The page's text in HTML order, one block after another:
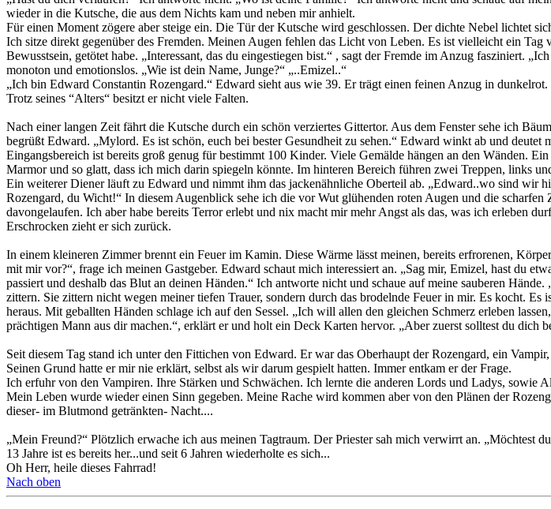
wieder in die Kutsche, die aus dem Nichts kam und neben mir anhielt.
Für einen Moment zögere aber steige ein. Die Tür der Kutsche wird geschlossen. Der dichte Nebel lichtet
Ich sitze direkt gegenüber des Fremden. Meinen Augen fehlen das Licht von Leben. Es ist vielleicht ein
Bewusstsein, getötet habe. „Interessant, das du eingestiegen bist.“ , sagt der Fremde im Anzug fasziniert.
monoton und emotionslos. „Wie ist dein Name, Junge?“ „..Emizel..“
„Ich bin Edward Constantin Rozengard.“ Edward sieht aus wie 39. Er trägt einen feinen Anzug in
Trotz seines “Alters“ besitzt er nicht viele Falten.
Nach einer langen Zeit fährt die Kutsche durch ein schön verziertes Gittertor. Aus dem Fenster sehe ich
begrüßt Edward. „Mylord. Es ist schön, euch bei bester Gesundheit zu sehen.“ Edward winkt ab und
Eingangsbereich ist bereits groß genug für bestimmt 100 Kinder. Viele Gemälde hängen an den Wänden.
Marmor und so glatt, dass ich mich darin spiegeln könnte. Im hinteren Bereich führen zwei Treppen, links
Ein weiterer Diener läuft zu Edward und nimmt ihm das jackenähnliche Oberteil ab. „Edward..wo sind wir
Rozengard, du Wicht!“ In diesem Augenblick sehe ich die vor Wut glühenden roten Augen und die
davongelaufen. Ich aber habe bereits Terror erlebt und nix macht mir mehr Angst als das, was ich erleben
Erschrocken zieht er sich zurück.
In einem kleineren Zimmer brennt ein Feuer im Kamin. Diese Wärme lässt meinen, bereits erfrorenen,
mit mir vor?“, frage ich meinen Gastgeber. Edward schaut mich interessiert an. „Sag mir, Emizel, hast du
passiert und deshalb das Blut an deinen Händen.“ Ich antworte nicht und schaue auf meine sauberen
zittern. Sie zittern nicht wegen meiner tiefen Trauer, sondern durch das brodelnde Feuer in mir. Es kocht.
heraus. Mit geballten Händen schlage ich auf den Sessel. „Ich will allen den gleichen Schmerz erleben
prächtigen Mann aus dir machen.“, erklärt er und holt ein Deck Karten hervor. „Aber zuerst solltest du dich
Seit diesem Tag stand ich unter den Fittichen von Edward. Er war das Oberhaupt der Rozengard, ein
Seinen Grund hatte er mir nie erklärt, selbst als wir darum gespielt hatten. Immer entkam er der Frage.
Ich erfuhr von den Vampiren. Ihre Stärken und Schwächen. Ich lernte die anderen Lords und Ladys,
Mein Leben wurde wieder einen Sinn gegeben. Meine Rache wird kommen aber von den Plänen der
dieser- im Blutmond getränkten- Nacht....
„Mein Freund?“ Plötzlich erwache ich aus meinen Tagtraum. Der Priester sah mich verwirrt an. „Möchtest
13 Jahre ist es bereits her...und seit 6 Jahren wiederholte es sich...
Oh Herr, heile dieses Fahrrad!
Nach oben